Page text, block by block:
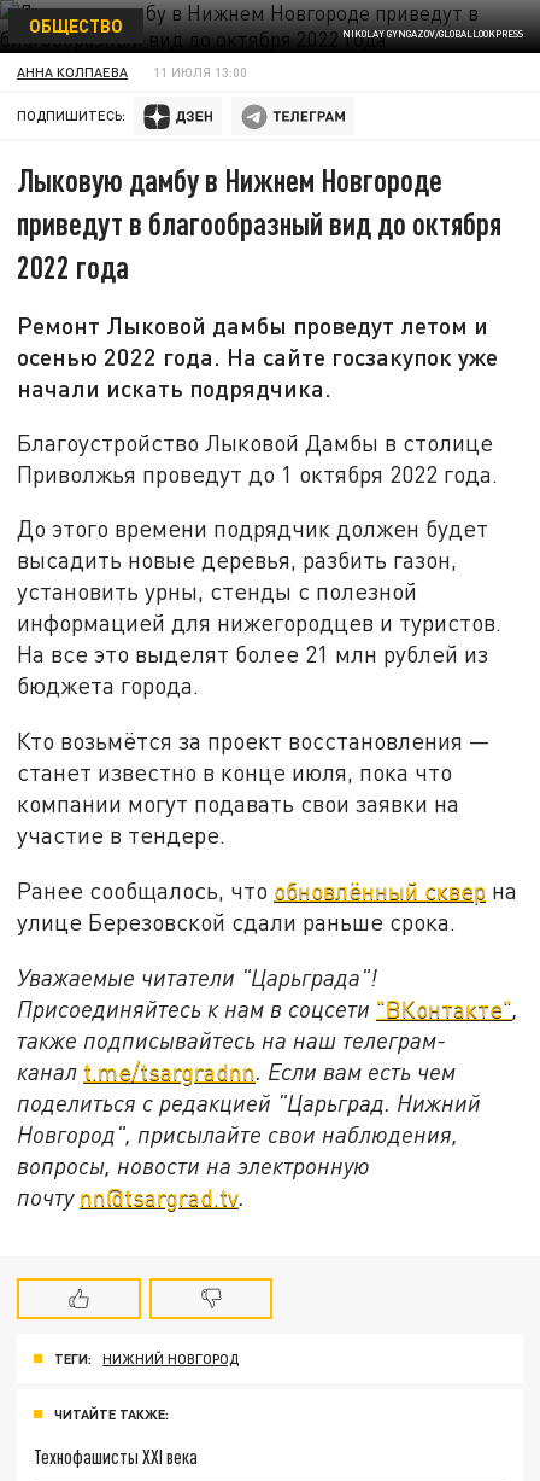
NIKOLAY GYNGAZOV/GLOBALLOOKPRESS
ОБЩЕСТВО
АННА КОЛПАЕВА 11 ИЮЛЯ 13:00
ПОДПИШИТЕСЬ:
Лыковую дамбу в Нижнем Новгороде
приведут в благообразный вид до октября
2022 года
Ремонт Лыковой дамбы проведут летом и
осенью 2022 года. На сайте госзакупок уже
начали искать подрядчика.
Благоустройство Лыковой Дамбы в столице
Приволжья проведут до 1 октября 2022 года.
До этого времени подрядчик должен будет
высадить новые деревья, разбить газон,
установить урны, стенды с полезной
информацией для нижегородцев и туристов.
На все это выделят более 21 млн рублей из
бюджета города.
Кто возьмётся за проект восстановления —
станет известно в конце июля, пока что
компании могут подавать свои заявки на
участие в тендере.
Ранее сообщалось, что обновлённый сквер на
улице Березовской сдали раньше срока.
Уважаемые читатели "Царьграда"!
Присоединяйтесь к нам в соцсети "ВКонтакте"
также подписывайтесь на наш телеграм-
канал t.me/tsargradnn . Если вам есть чем
поделиться с редакцией "Царьград. Нижний
Новгород", присылайте свои наблюдения,
вопросы, новости на электронную
почту nn@tsargrad.tv
ТЕГИ: НИЖНИЙ НОВГОРОД
ЧИТАЙТЕ ТАКЖЕ:
Технофашисты XXI века